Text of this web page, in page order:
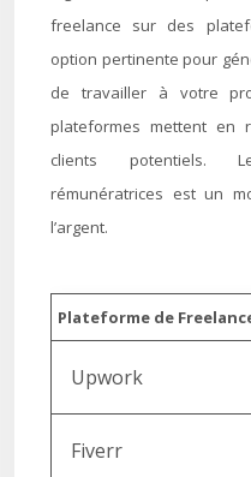
freelance sur des
option pertinente pour
de travailler à votre
plateformes mettent en
clients potentiels.
rémunératrices est un
l’argent.
Plateforme de
Upwork
Fiverr